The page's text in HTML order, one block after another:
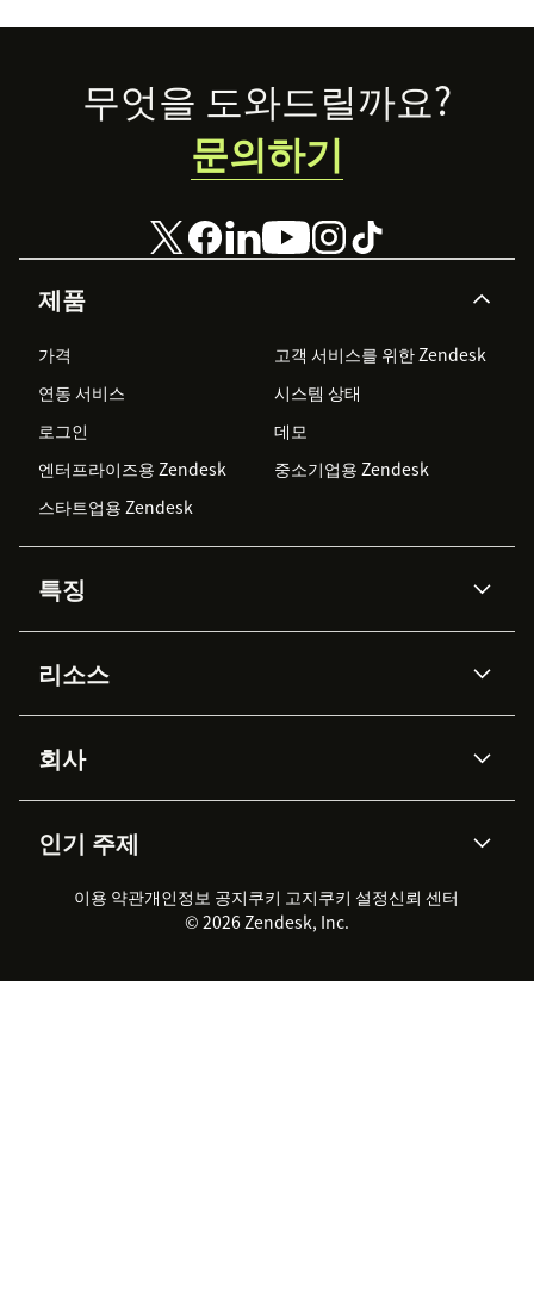
Footer
제품
가격
고객 서비스를 위한 Zendesk
연동 서비스
시스템 상태
로그인
데모
엔터프라이즈용 Zendesk
중소기업용 Zendesk
스타트업용 Zendesk
특징
Zendesk AI
Advanced Data Privacy &
Protection
지식창고
워크포스 관리
실시간 채팅
클라이언트 포털
리소스
API & 개발자
AI 리서치
이벤트 & 웨비나
고객 사례
회사
채용 정보
지속 가능성 보고서
Zendesk Foundation
법적 정보
인기 주제
2026 CX 트렌드
제품 업데이트
고객 서비스 소프트웨어
헬프 데스크 통합 티켓 관리 소
무엇을 도와드릴까요?
문의하기
이용 약관개인정보 공지쿠키 고지쿠키 설정신뢰 센터
© 2026 Zendesk, Inc.